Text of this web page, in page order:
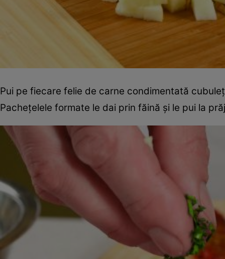
Pui pe fiecare felie de carne condimentată
Pacheţelele formate le dai prin făină şi le pui la